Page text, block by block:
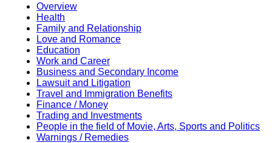
Overview
Health
Family and Relationship
Love and Romance
Education
Work and Career
Business and Secondary Income
Lawsuit and Litigation
Travel and Immigration Benefits
Finance / Money
Trading and Investments
People in the field of Movie, Arts, Sports and Politics
Warnings / Remedies